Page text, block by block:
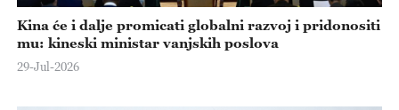
Kina će i dalje promicati globalni razvoj i pridonositi
mu: kineski ministar vanjskih poslova
29-Jul-2026